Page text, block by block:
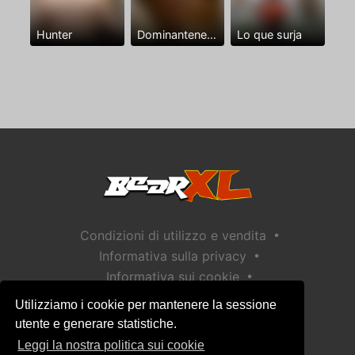
Utilizziamo i cookie per mantenere la sessione
utente e generare statistiche.
Leggi la nostra politica sui cookie
Hunter Dominantenegro ya Lo que surja
Condizioni di utilizzo e vendita •
Informativa sulla privacy •
Informativa sui cookie •
Politica sulla sicurezza dei bambini
Aiuto / Contatto